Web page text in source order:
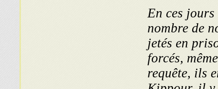
En ces
nombre de
jetés en
forcés,
requête, ils